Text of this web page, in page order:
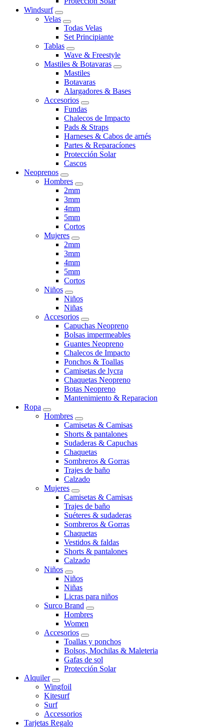
Windsurf
Velas
Todas Velas
Set Principiante
Tablas
Wave & Freestyle
Mastiles & Botavaras
Mastiles
Botavaras
Alargadores & Bases
Accesorios
Fundas
Chalecos de Impacto
Pads & Straps
Harneses & Cabos de arnés
Partes & Reparacíones
Protección Solar
Cascos
Neoprenos
Hombres
2mm
3mm
4mm
5mm
Cortos
Mujeres
2mm
3mm
4mm
5mm
Cortos
Niños
Niños
Niñas
Accesorios
Capuchas Neopreno
Bolsas impermeables
Guantes Neopreno
Chalecos de Impacto
Ponchos & Toallas
Camisetas de lycra
Chaquetas Neopreno
Botas Neopreno
Mantenimiento & Reparacion
Ropa
Hombres
Camisetas & Camisas
Shorts & pantalones
Sudaderas & Capuchas
Chaquetas
Sombreros & Gorras
Trajes de baño
Calzado
Mujeres
Camisetas & Camisas
Trajes de baño
Suéteres & sudaderas
Sombreros & Gorras
Chaquetas
Vestidos & faldas
Shorts & pantalones
Calzado
Niños
Niños
Niñas
Licras para niños
Surco Brand
Hombres
Women
Accesorios
Toallas y ponchos
Bolsos, Mochilas & Maleteria
Gafas de sol
Protección Solar
Alquiler
Wingfoil
Kitesurf
Surf
Accessorios
Tarjetas Regalo